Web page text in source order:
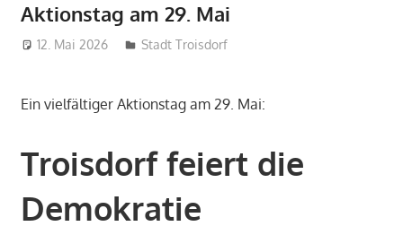
Aktionstag am 29. Mai
12. Mai 2026 treffpunkt
Stadt Troisdorf
Ein vielfältiger Aktionstag am 29. Mai:
Troisdorf feiert die
Demokratie